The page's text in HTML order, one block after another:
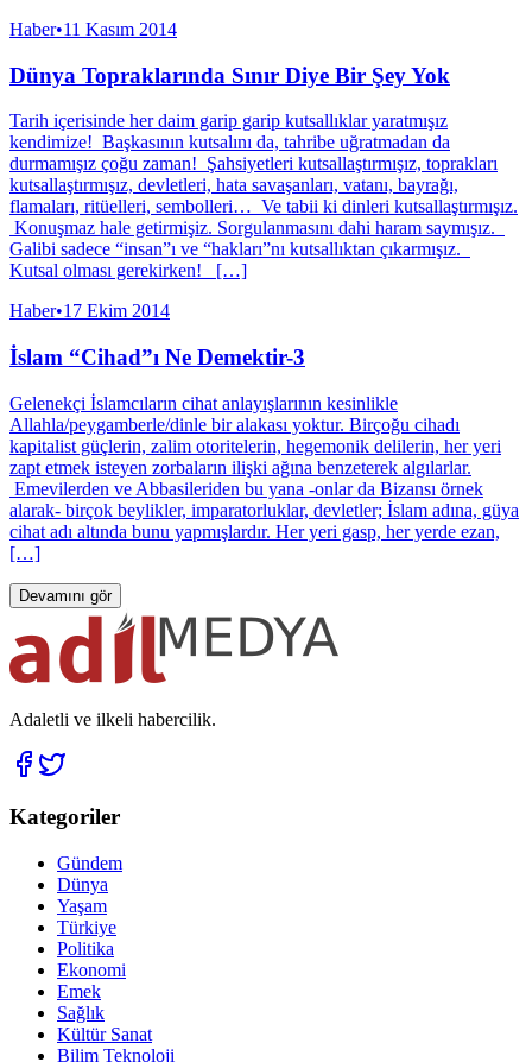
Haber•11 Kasım 2014
Dünya Topraklarında Sınır Diye Bir Şey Yok
Tarih içerisinde her daim garip garip kutsallıklar yaratmışız
kendimize! Başkasının kutsalını da, tahribe uğratmadan da
durmamışız çoğu zaman! Şahsiyetleri kutsallaştırmışız, toprakları
kutsallaştırmışız, devletleri, hata savaşanları, vatanı, bayrağı,
flamaları, ritüelleri, sembolleri… Ve tabii ki dinleri kutsallaştırmışız.
Konuşmaz hale getirmişiz. Sorgulanmasını dahi haram saymışız.
Galibi sadece “insan”ı ve “hakları”nı kutsallıktan çıkarmışız.
Kutsal olması gerekirken! […]
Haber•17 Ekim 2014
İslam “Cihad”ı Ne Demektir-3
Gelenekçi İslamcıların cihat anlayışlarının kesinlikle
Allahla/peygamberle/dinle bir alakası yoktur. Birçoğu cihadı
kapitalist güçlerin, zalim otoritelerin, hegemonik delilerin, her yeri
zapt etmek isteyen zorbaların ilişki ağına benzeterek algılarlar.
Emevilerden ve Abbasileriden bu yana -onlar da Bizansı örnek
alarak- birçok beylikler, imparatorluklar, devletler; İslam adına, güya
cihat adı altında bunu yapmışlardır. Her yeri gasp, her yerde ezan,
[…]
Devamını gör
Adaletli ve ilkeli habercilik.
Kategoriler
Gündem
Dünya
Yaşam
Türkiye
Politika
Ekonomi
Emek
Sağlık
Kültür Sanat
Bilim Teknoloji